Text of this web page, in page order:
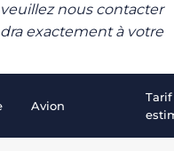
nous contacter
exactement à votre
Avion
Tarif